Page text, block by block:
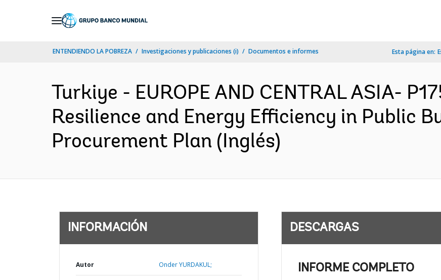
ENTENDIENDO LA POBREZA Investigaciones y publicaciones (i) Documentos e informes Esta página en:
Turkiye - EUROPE AND CENTRAL ASIA-
Resilience and Energy Efficiency in Public
Procurement Plan (Inglés)
INFORMACIÓN
Autor Onder YURDAKUL;
DESCARGAS
INFORME COMPLETO